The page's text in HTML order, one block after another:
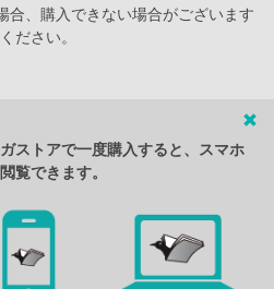
、購入できない場合がございます
ださい。
ストアで一度購入すると、スマホ
覧できます。